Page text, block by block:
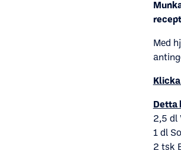
Med
Detta
2,5 dl
1 dl
2 tsk